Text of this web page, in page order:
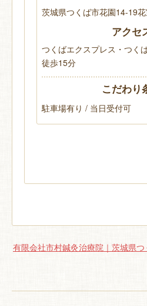
茨城県つくば市花園14-19
アクセ
つくばエクスプレス・つく
徒歩15分
こだわり
駐車場有り / 当日受付可
有限会社市村鍼灸治療院｜茨城県